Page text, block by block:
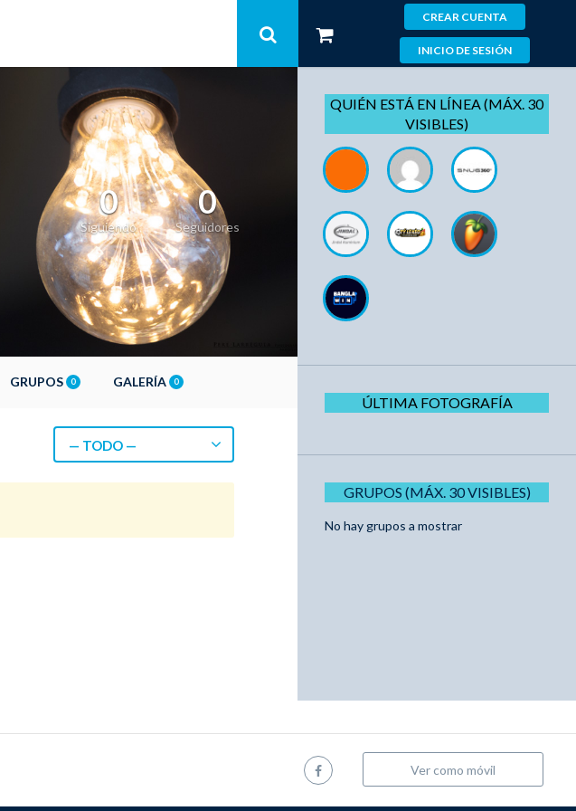
CREAR CUENTA
INICIO DE SESIÓN
0
Siguiendo
0
Seguidores
GRUPOS 0 GALERÍA 0
— TODO —
QUIÉN ESTÁ EN LÍNEA (MÁX. 30
VISIBLES)
ÚLTIMA FOTOGRAFÍA
GRUPOS (MÁX. 30 VISIBLES)
No hay grupos a mostrar